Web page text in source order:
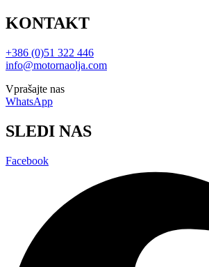
KONTAKT
+386 (0)51 322 446
info@motornaolja.com
Vprašajte nas
WhatsApp
SLEDI NAS
Facebook